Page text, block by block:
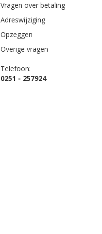
Vragen over betaling
Adreswijziging
Opzeggen
Overige vragen
Telefoon:
0251 - 257924